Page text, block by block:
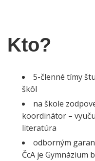
Kto?
5-členné tímy
škôl
na škole
koordinátor –
literatúra
odborným
ČcA je Gymnázium